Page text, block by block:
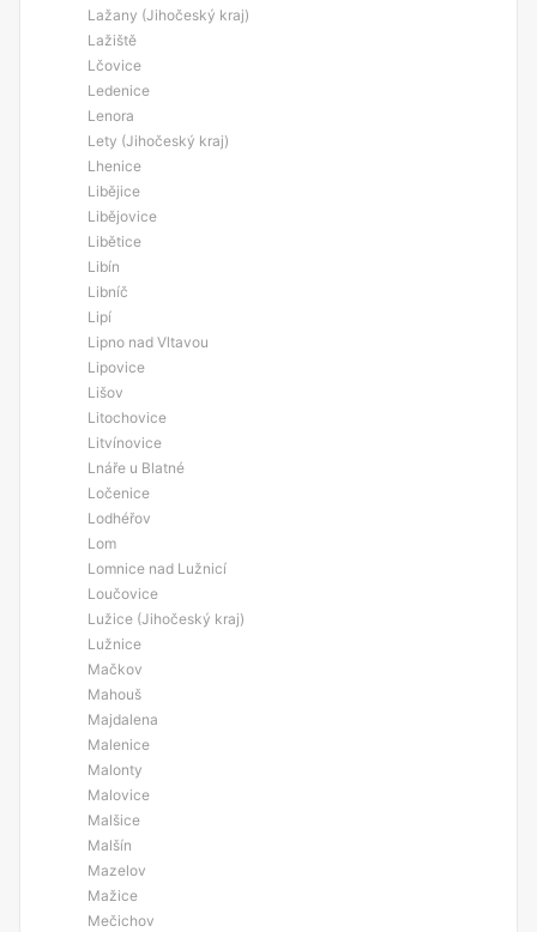
Lažany (Jihočeský kraj)
Lažiště
Lčovice
Ledenice
Lenora
Lety (Jihočeský kraj)
Lhenice
Libějice
Libějovice
Libětice
Libín
Libníč
Lipí
Lipno nad Vltavou
Lipovice
Lišov
Litochovice
Litvínovice
Lnáře u Blatné
Ločenice
Lodhéřov
Lom
Lomnice nad Lužnicí
Loučovice
Lužice (Jihočeský kraj)
Lužnice
Mačkov
Mahouš
Majdalena
Malenice
Malonty
Malovice
Malšice
Malšín
Mazelov
Mažice
Mečichov